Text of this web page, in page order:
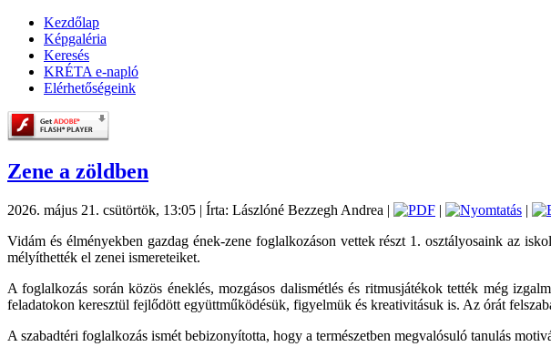
Kezdőlap
Képgaléria
Keresés
KRÉTA e-napló
Elérhetőségeink
Zene a zöldben
2026. május 21. csütörtök, 13:05 | Írta: Lászlóné Bezzegh Andrea | |
|
Vidám és élményekben gazdag ének-zene foglalkozáson vettek részt 1. osztályosaink az
mélyíthették el zenei ismereteiket.
A foglalkozás során közös éneklés, mozgásos dalismétlés és ritmusjátékok tették még
feladatokon keresztül fejlődött együttműködésük, figyelmük és kreativitásuk is. Az órát
A szabadtéri foglalkozás ismét bebizonyította, hogy a természetben megvalósuló tanulás